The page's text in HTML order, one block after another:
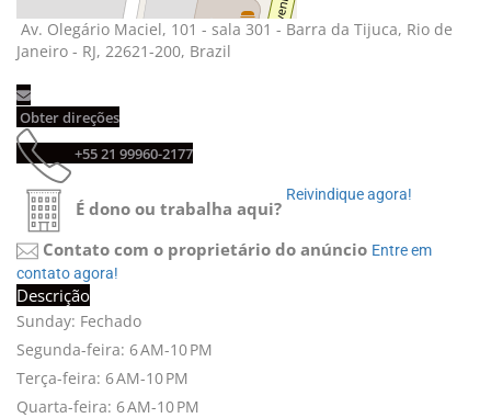
Av. Olegário Maciel, 101 - sala 301 - Barra da Tijuca, Rio de
Janeiro - RJ, 22621-200, Brazil
Obter direções
+55 21 99960-2177
É dono ou trabalha aqui?
Reivindique agora!
Contato com o proprietário do anúncio Entre em
contato agora!
Descrição
Sunday: Fechado
Segunda-feira: 6 AM-10 PM
Terça-feira: 6 AM-10 PM
Quarta-feira: 6 AM-10 PM